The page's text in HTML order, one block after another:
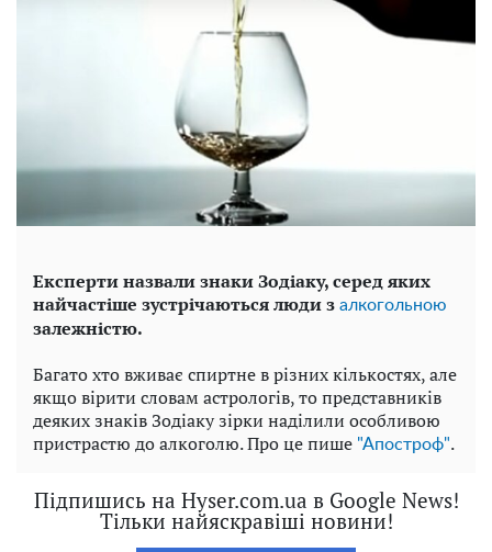
Експерти назвали знаки Зодіаку, серед яких
найчастіше зустрічаються люди з алкогольною
залежністю.
Багато хто вживає спиртне в різних кількостях, але
якщо вірити словам астрологів, то представників
деяких знаків Зодіаку зірки наділили особливою
пристрастю до алкоголю. Про це пише "Апостроф".
Підпишись на Hyser.com.ua в Google News!
Тільки найяскравіші новини!